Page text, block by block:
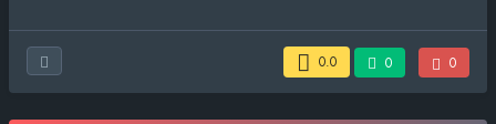
0.0 0 0